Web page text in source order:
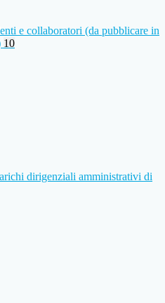
e collaboratori (da pubblicare in
10
dirigenziali amministrativi di